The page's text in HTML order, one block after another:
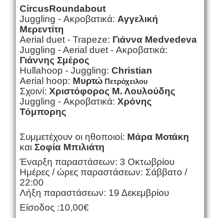
CircusRoundabout
Juggling - Ακροβατικά: Αγγελική
Μερεντίτη
Aerial duet - Trapeze: Γιάννα Medvedeva
Juggling - Aerial duet - Ακροβατικά:
Γιάννης Σμέρος
Hullahoop - Juggling: Christian
Aerial
hoop: ΜυρτώΠετρόχειλου
Σχοινί: Χριστόφορος Μ. Λουλούδης
Juggling - Ακροβατικά: Χρόνης
Τόμπορης
Συμμετέχουν οι ηθοποιοί: Μάρα Μοτάκη
και Σοφία Μπιλιάτη
Έναρξη παραστάσεων: 3 Οκτωβρίου
Ημέρες / ώρες παραστάσεων: Σάββατο /
22:00
Λήξη παραστάσεων: 19 Δεκεμβρίου
Είσοδος :10,00€